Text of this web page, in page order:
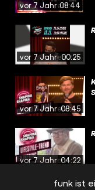
vor 7 Jahren08:44
vor 7 Jahren00:25
vor 7 Jahren08:45
vor 7 Jahren04:22
funk ist